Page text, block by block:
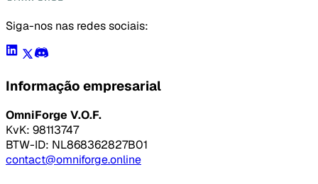
Siga-nos nas redes sociais:
Informação empresarial
OmniForge V.O.F.
KvK: 98113747
BTW-ID: NL868362827B01
contact@omniforge.online